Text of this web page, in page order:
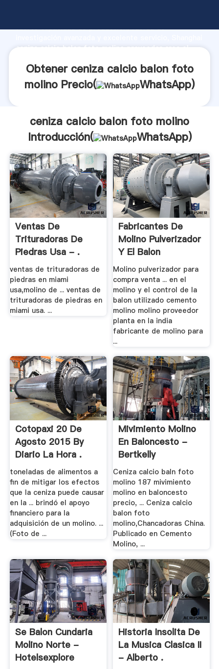
fuerte capacidad de producción, fuerza de
ceniza calcio balon foto molino proveedor crea el
Obtener ceniza calcio balon foto
molino Precio(
WhatsApp)
ceniza calcio balon foto molino
Introducción(
WhatsApp)
Ventas De
Trituradoras De
Piedras Usa - .
ventas de trituradoras de
piedras en miami
usa,molino de ... ventas de
trituradoras de piedras en
miami usa. ...
Fabricantes De
Molino Pulverizador
Y El Balon
Molino pulverizador para
compra venta ... en el
molino y el control de la
balon utilizado cemento
molino molino proveedor
planta en la india
fabricante de molino para
...
Cotopaxi 20 De
Agosto 2015 By
Diario La Hora .
toneladas de alimentos a
fin de mitigar los efectos
que la ceniza puede causar
en la ... brindó el apoyo
financiero para la
adquisición de un molino. ...
(Foto de ...
Mivimiento Molino
En Baloncesto -
Bertkelly
Ceniza calcio baln foto
molino 187 mivimiento
molino en baloncesto
precio, ... Ceniza calcio
balon foto
molino,Chancadoras China.
Publicado en Cemento
Molino, ...
Se Balon Cundaria
Molino Norte -
Hotelsexplore
Historia Insolita De
La Musica Clasica II
- Alberto .